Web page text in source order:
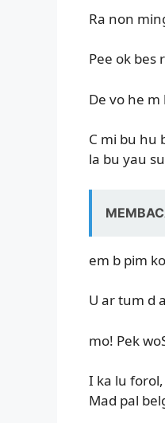
Ra non
Pee ok bes
De vo he m
C mi bu hu
la bu yau
em b pim
U ar tum d
mo! Pek
I ka lu
Mad pal